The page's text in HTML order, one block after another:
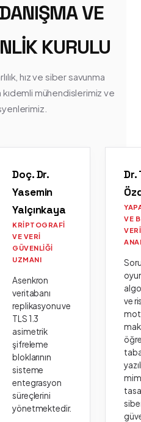
VE
KURULU
hız ve siber savunma
mühendislerimiz ve
Doç. Dr.
Yasemin
Yalçınkaya
KRIPTOGRAFI
VE VERI
GÜVENLIĞI
UZMANI
Asenkron
veritabanı
replikasyonu ve
TLS 1.3
asimetrik
şifreleme
bloklarının
sisteme
entegrasyon
süreçlerini
yönetmektedir.
Dr.
VE
VERI
ve